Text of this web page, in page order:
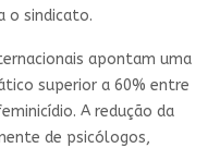
o sindicato.
apontam uma
superior a 60% entre
A redução da
de psicólogos,